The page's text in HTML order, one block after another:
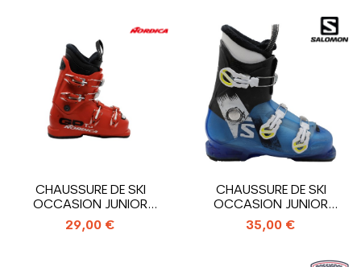
CHAUSSURE DE SKI
OCCASION JUNIOR
NORDICA GP TJ_4...
29,00 €
CHAUSSURE DE SKI
OCCASION JUNIOR
SALOMON T3_3
CROCHETS
35,00 €